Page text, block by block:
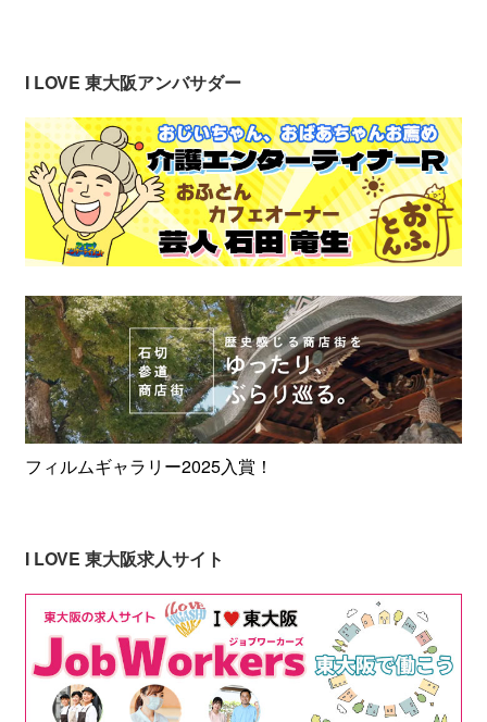
I LOVE 東大阪アンバサダー
フィルムギャラリー2025入賞！
I LOVE 東大阪求人サイト